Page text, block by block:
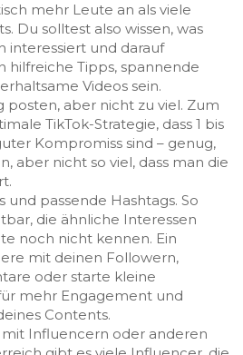
mehr Leute an als viele
Du solltest also wissen, was
interessiert und darauf
hilfreiche Tipps, spannende
Videos sein.
posten, aber nicht zu viel. Zum
TikTok-Strategie, dass 1 bis
Kompromiss sind – genug,
aber nicht so viel, dass man die
und passende Hashtags. So
die ähnliche Interessen
noch nicht kennen. Ein
mit deinen Followern,
oder starte kleine
mehr Engagement und
Contents.
Influencern oder anderen